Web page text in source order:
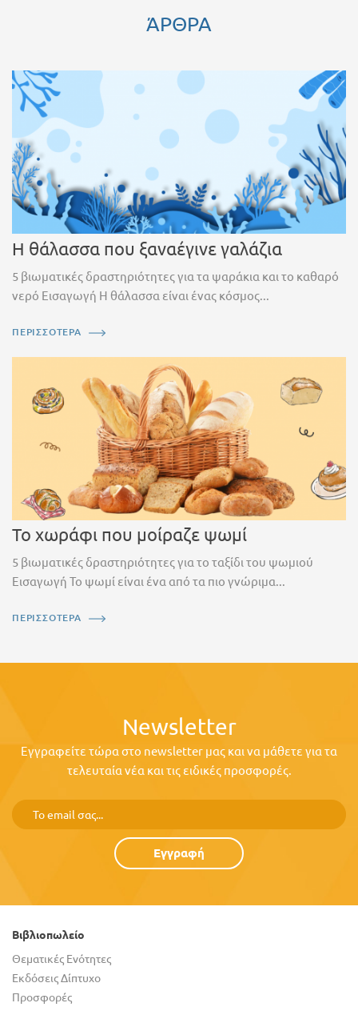
ΆΡΘΡΑ
Η θάλασσα που ξαναέγινε γαλάζια
5 βιωματικές δραστηριότητες για τα ψαράκια και το καθαρό
νερό Εισαγωγή Η θάλασσα είναι ένας κόσμος...
ΠΕΡΙΣΣΟΤΕΡΑ
Το χωράφι που μοίραζε ψωμί
5 βιωματικές δραστηριότητες για το ταξίδι του ψωμιού
Εισαγωγή Το ψωμί είναι ένα από τα πιο γνώριμα...
ΠΕΡΙΣΣΟΤΕΡΑ
Newsletter
Εγγραφείτε τώρα στο newsletter μας και να μάθετε για τα
τελευταία νέα και τις ειδικές προσφορές.
Εγγραφή
Βιβλιοπωλείο
Θεματικές Ενότητες
Εκδόσεις Δίπτυχο
Προσφορές